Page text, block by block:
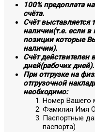
100% предоплата
счёта.
Счёт выставляется
наличии(т.е. если в
позиции которые
наличии).
Счёт действителен
дней(рабочих дней).
При отгрузке на
отгрузочной
необходимо:
Номер Вашего
Фамилия Имя
Паспортные
паспорта)